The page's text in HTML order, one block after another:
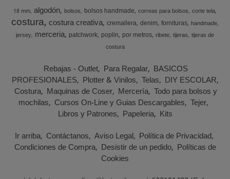
18 mm algodón bolsos bolsos handmade correas para bolsos corte tela
costura costura creativa cremallera denim fornituras handmade
jersey merceria patchwork poplin por metros ribete tijeras tijeras de
costura
Rebajas - Outlet Para Regalar BASICOS
PROFESIONALES Plotter & Vinilos Telas DIY ESCOLAR
Costura Maquinas de Coser Mercería Todo para bolsos y
mochilas Cursos On-Line y Guias Descargables Tejer
Libros y Patrones Papeleria Kits
Ir arriba Contáctanos Aviso Legal Política de Privacidad
Condiciones de Compra Desistir de un pedido Políticas de
Cookies